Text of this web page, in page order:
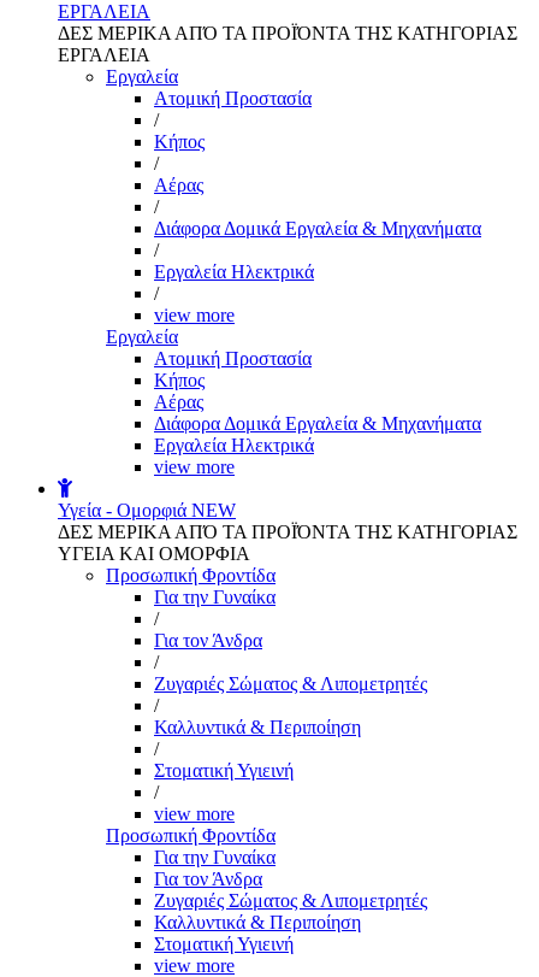
ΕΡΓΑΛΕΙΑ
ΔΕΣ ΜΕΡΙΚΑ ΑΠΌ ΤΑ ΠΡΟΪΌΝΤΑ ΤΗΣ ΚΑΤΗΓΟΡΙΑΣ
ΕΡΓΑΛΕΙΑ
Εργαλεία
Aτομική Προστασία
/
Kήπος
/
Αέρας
/
Διάφορα Δομικά Εργαλεία & Μηχανήματα
/
Εργαλεία Ηλεκτρικά
/
view more
Εργαλεία
Aτομική Προστασία
Kήπος
Αέρας
Διάφορα Δομικά Εργαλεία & Μηχανήματα
Εργαλεία Ηλεκτρικά
view more
Υγεία - Ομορφιά NEW
ΔΕΣ ΜΕΡΙΚΑ ΑΠΌ ΤΑ ΠΡΟΪΌΝΤΑ ΤΗΣ ΚΑΤΗΓΟΡΙΑΣ
ΥΓΕΙΑ ΚΑΙ ΟΜΟΡΦΙΑ
Προσωπική Φροντίδα
Για την Γυναίκα
/
Για τον Άνδρα
/
Ζυγαριές Σώματος & Λιπομετρητές
/
Καλλυντικά & Περιποίηση
/
Στοματική Υγιεινή
/
view more
Προσωπική Φροντίδα
Για την Γυναίκα
Για τον Άνδρα
Ζυγαριές Σώματος & Λιπομετρητές
Καλλυντικά & Περιποίηση
Στοματική Υγιεινή
view more